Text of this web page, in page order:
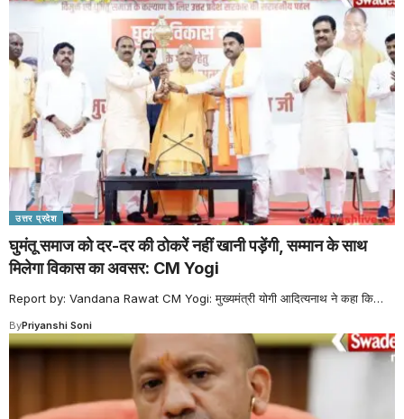
उत्तर प्रदेश
घुमंतू समाज को दर-दर की ठोकरें नहीं खानी पड़ेंगी, सम्मान के साथ
मिलेगा विकास का अवसर: CM Yogi
Report by: Vandana Rawat CM Yogi: मुख्यमंत्री योगी आदित्यनाथ ने कहा कि…
ByPriyanshi Soni